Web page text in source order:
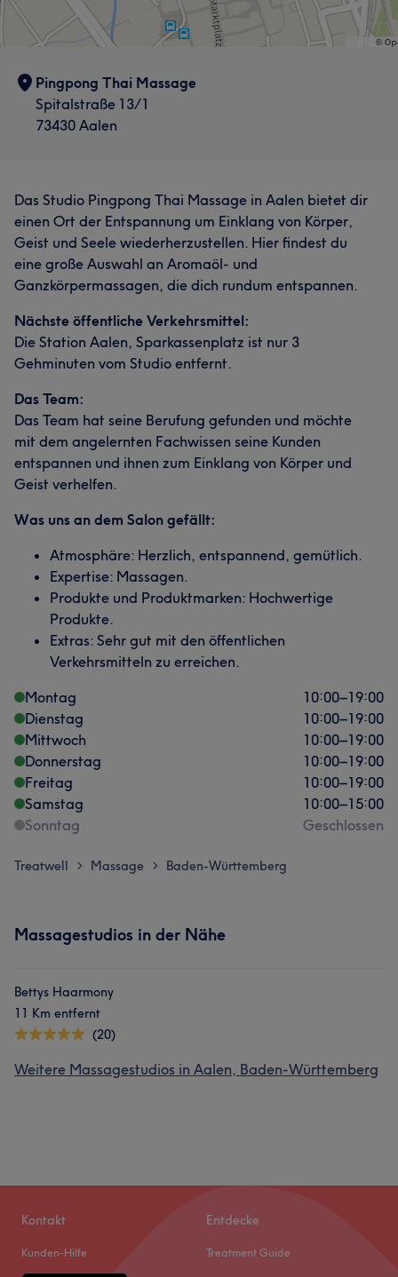
Pingpong Thai Massage
Spitalstraße 13/1
73430 Aalen
Das Studio Pingpong Thai Massage in Aalen bietet dir
einen Ort der Entspannung um Einklang von Körper,
Geist und Seele wiederherzustellen. Hier findest du
eine große Auswahl an Aromaöl- und
Ganzkörpermassagen, die dich rundum entspannen.
Nächste öffentliche Verkehrsmittel:
Die Station Aalen, Sparkassenplatz ist nur 3
Gehminuten vom Studio entfernt.
Das Team:
Das Team hat seine Berufung gefunden und möchte
mit dem angelernten Fachwissen seine Kunden
entspannen und ihnen zum Einklang von Körper und
Geist verhelfen.
Was uns an dem Salon gefällt:
Atmosphäre: Herzlich, entspannend, gemütlich.
Expertise: Massagen.
Produkte und Produktmarken: Hochwertige
Produkte.
Extras: Sehr gut mit den öffentlichen
Verkehrsmitteln zu erreichen.
Montag
10:00–19:00
Dienstag
10:00–19:00
Mittwoch
10:00–19:00
Donnerstag
10:00–19:00
Freitag
10:00–19:00
Samstag
10:00–15:00
Sonntag
Geschlossen
Treatwell > Massage > Baden-Württemberg
Massagestudios in der Nähe
Bettys Haarmony
11 Km entfernt
(20)
Weitere Massagestudios in Aalen, Baden-Württemberg
Kontakt
Kunden-Hilfe
Entdecke
Treatment Guide